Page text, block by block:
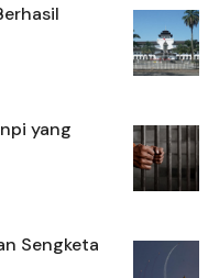
yang
Sengketa